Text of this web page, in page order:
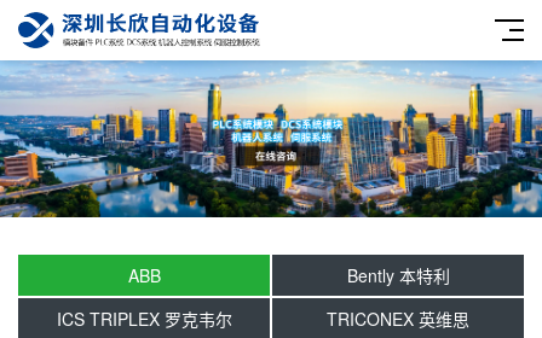
ABB
Bently 本特利
ICS TRIPLEX 罗克韦尔
TRICONEX 英维思